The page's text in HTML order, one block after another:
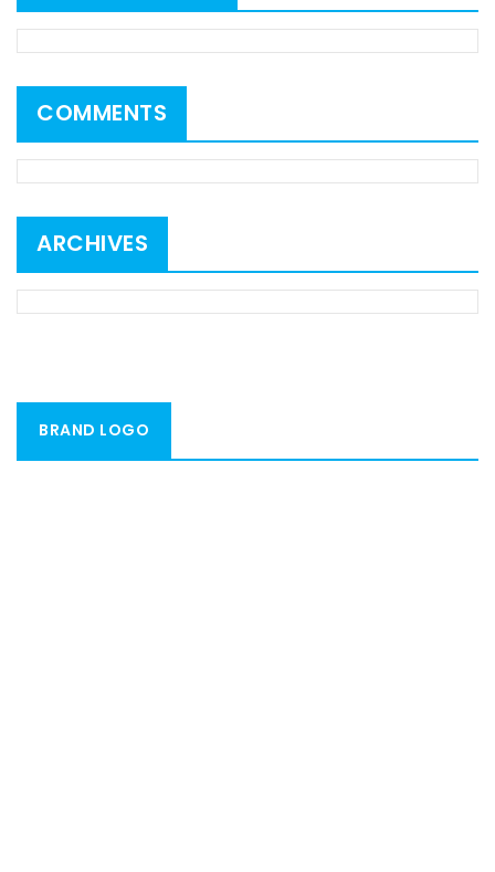
COMMENTS
ARCHIVES
BRAND LOGO